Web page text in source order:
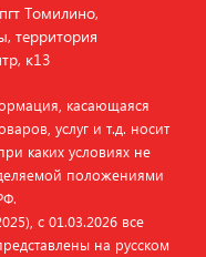
Томилино,
территория
к13
касающаяся
услуг и т.д. носит
каких условиях не
положениями
с 01.03.2026 все
на русском